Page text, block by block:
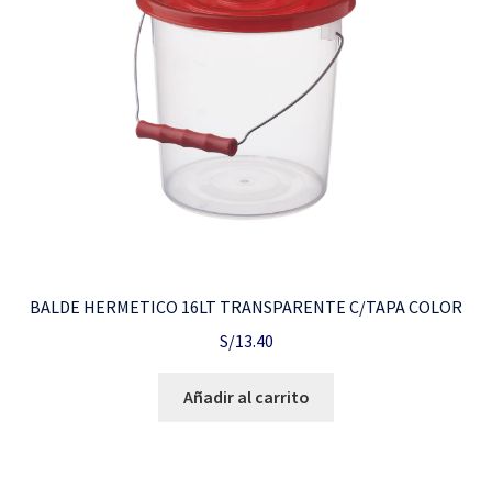
BALDE HERMETICO 16LT TRANSPARENTE C/TAPA COLOR
S/13.40
Añadir al carrito